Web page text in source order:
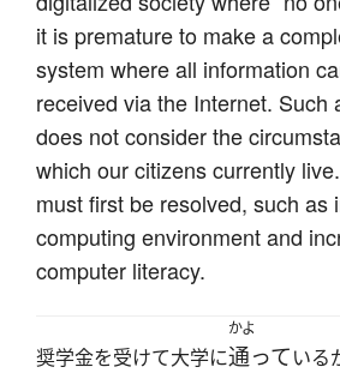
it is premature to make a
system where all information
received via the Internet. Such
does not consider the
which our citizens currently
must first be resolved, such as
computing environment and
computer literacy.
奨学金を受けて大学に
かよ
通っている